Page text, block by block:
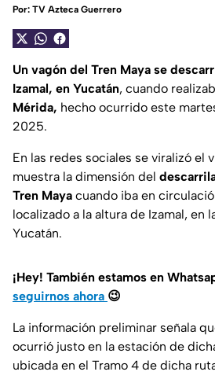
Por: TV Azteca Guerrero
Un vagón del Tren Maya se
Izamal, en Yucatán, cuando
Mérida, hecho ocurrido este
2025.
En las redes sociales se viralizó el
muestra la dimensión del
Tren Maya cuando iba en
localizado a la altura de Izamal, en
Yucatán.
¡Hey! También estamos en
seguirnos ahora 😉
La información preliminar señala
ocurrió justo en la estación de
ubicada en el Tramo 4 de dicha